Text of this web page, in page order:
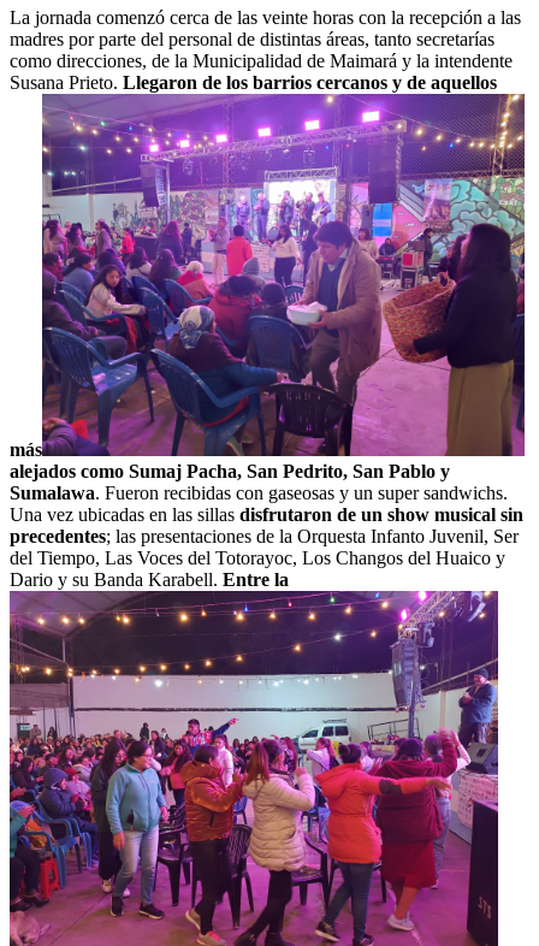
La jornada comenzó cerca de las veinte horas con la recepción a las
madres por parte del personal de distintas áreas, tanto secretarías
como direcciones, de la Municipalidad de Maimará y la intendente
Susana Prieto. Llegaron de los barrios cercanos y de aquellos
más
alejados como Sumaj Pacha, San Pedrito, San Pablo y
Sumalawa. Fueron recibidas con gaseosas y un super sandwichs.
Una vez ubicadas en las sillas disfrutaron de un show musical sin
precedentes; las presentaciones de la Orquesta Infanto Juvenil, Ser
del Tiempo, Las Voces del Totorayoc, Los Changos del Huaico y
Dario y su Banda Karabell. Entre la